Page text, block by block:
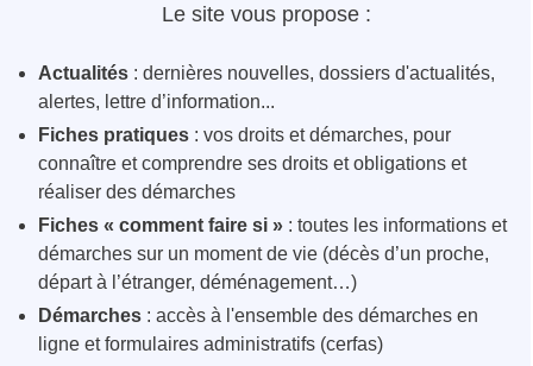
Le site vous propose :
Actualités : dernières nouvelles, dossiers d'actualités,
alertes, lettre d’information...
Fiches pratiques : vos droits et démarches, pour
connaître et comprendre ses droits et obligations et
réaliser des démarches
Fiches « comment faire si » : toutes les informations et
démarches sur un moment de vie (décès d’un proche,
départ à l’étranger, déménagement…)
Démarches : accès à l'ensemble des démarches en
ligne et formulaires administratifs (cerfas)